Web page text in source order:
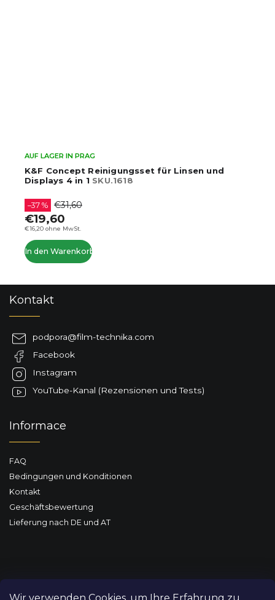
K&F Concept Reinigungsset für Linsen und
Displays 4 in 1 SKU.1618
AUF LAGER IN PRAG
€16,20 ohne MwSt.
–37 % €31,60
€19,60
In den Warenkorb
Kontakt
podpora@film-technika.com
Facebook
Instagram
YouTube-Kanal (Rezensionen und Tests)
Informace
FAQ
Bedingungen und Konditionen
Kontakt
Geschäftsbewertung
Lieferung nach DE und AT